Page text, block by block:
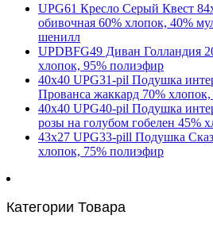
UPG61 Кресло Серый Квест
обивочная 60% хлопок, 40%
шенилл
UPDBFG49 Диван Голландия
хлопок, 95% полиэфир
40х40 UPG31-pil Подушка
Прованса жаккард 70%
40х40 UPG40-pil Подушка
розы на голубом гобелен 45%
43х27 UPG33-pill Подушка
хлопок, 75% полиэфир
Категории Товара